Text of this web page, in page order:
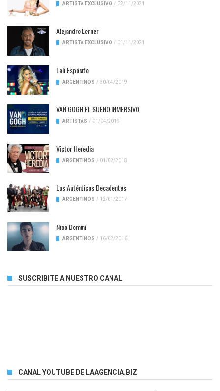
ARTISTA EXCLUSIVO / 02/11/2021
Alejandro Lerner
ARTISTA EXCLUSIVO / 01/11/2021
Lali Espósito
ARGENTINOS / 30/04/2019
VAN GOGH EL SUENO INMERSIVO
ARTISTAS / 01/04/2019
Victor Heredia
ARGENTINOS / 01/02/2018
Los Auténticos Decadentes
ARGENTINOS / 12/01/2017
Nico Dominí
ARGENTINOS / 16/02/2016
SUSCRIBITE A NUESTRO CANAL
CANAL YOUTUBE DE LAAGENCIA.BIZ